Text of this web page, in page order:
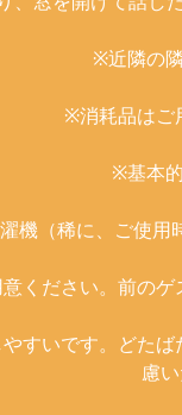
※近隣の
※消耗品はご
※基本
機（稀に、ご使用
ください。前のゲ
すいです。どた
慮